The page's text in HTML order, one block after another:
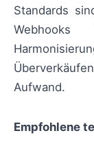
Standards
Webhooks
Aufwand.
Empfohlene